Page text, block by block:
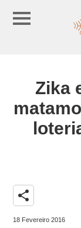
Zika
share
18 Fevereiro 2016